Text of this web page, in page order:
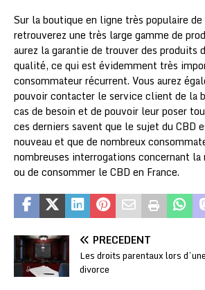
Sur la boutique en ligne très populaire
retrouverez une très large gamme de
aurez la garantie de trouver des produits
qualité, ce qui est évidemment très
consommateur récurrent. Vous aurez
pouvoir contacter le service client de la
cas de besoin et de pouvoir leur poser
ces derniers savent que le sujet du CBD
nouveau et que de nombreux
nombreuses interrogations concernant la
ou de consommer le CBD en France.
PRÉCÉDENT
Les droits parentaux lors
divorce